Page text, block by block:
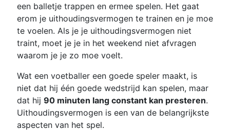
een balletje trappen en ermee spelen. Het gaat
erom je uithoudingsvermogen te trainen en je moe
te voelen. Als je je uithoudingsvermogen niet
traint, moet je je in het weekend niet afvragen
waarom je je zo moe voelt.
Wat een voetballer een goede speler maakt, is
niet dat hij één goede wedstrijd kan spelen, maar
dat hij 90 minuten lang constant kan presteren.
Uithoudingsvermogen is een van de belangrijkste
aspecten van het spel.